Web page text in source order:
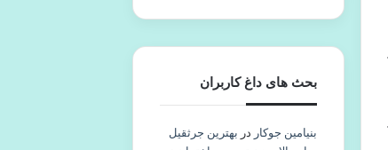
بحث های داغ کاربران
بنیامین جوکار در بهترین جرثقیل